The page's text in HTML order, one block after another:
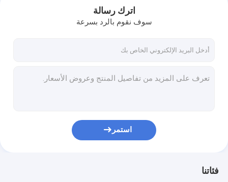
اترك رسالة
سوف نقوم بالرد بسرعة
استمر
فئاتنا